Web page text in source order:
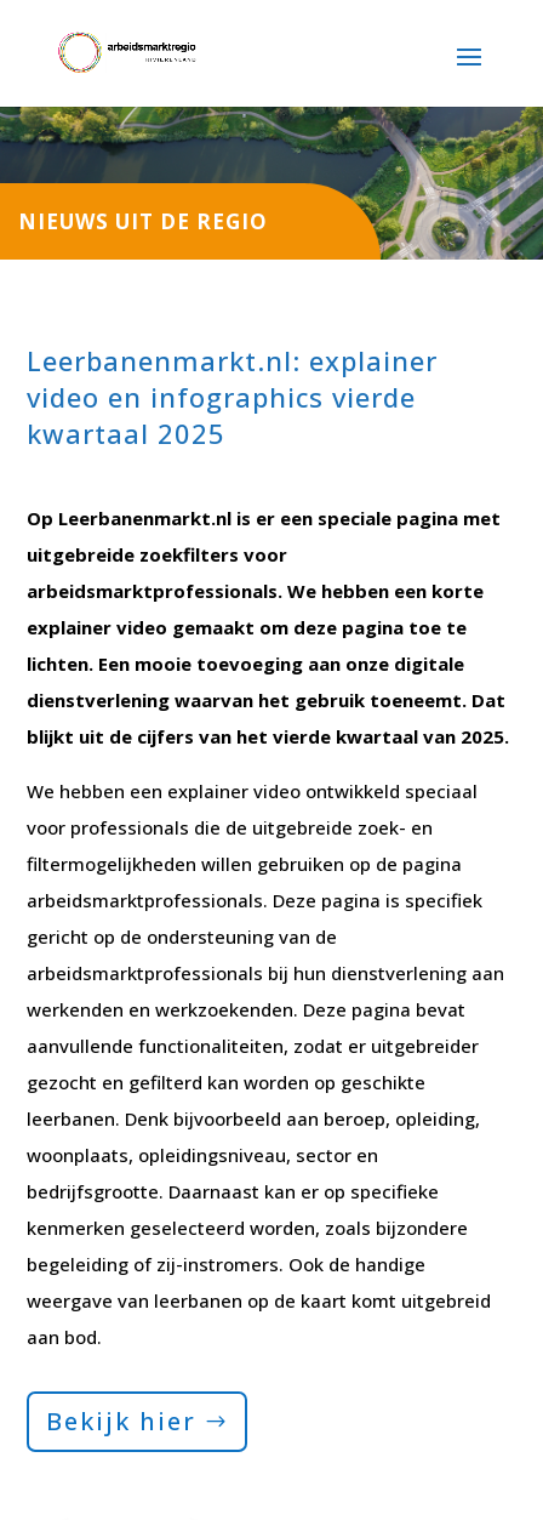
NIEUWS UIT DE REGIO
Leerbanenmarkt.nl: explainer
video en infographics vierde
kwartaal 2025
Op Leerbanenmarkt.nl is er een speciale pagina met
uitgebreide zoekfilters voor
arbeidsmarktprofessionals. We hebben een korte
explainer video gemaakt om deze pagina toe te
lichten. Een mooie toevoeging aan onze digitale
dienstverlening waarvan het gebruik toeneemt. Dat
blijkt uit de cijfers van het vierde kwartaal van 2025.
We hebben een explainer video ontwikkeld speciaal
voor professionals die de uitgebreide zoek- en
filtermogelijkheden willen gebruiken op de pagina
arbeidsmarktprofessionals. Deze pagina is specifiek
gericht op de ondersteuning van de
arbeidsmarktprofessionals bij hun dienstverlening aan
werkenden en werkzoekenden. Deze pagina bevat
aanvullende functionaliteiten, zodat er uitgebreider
gezocht en gefilterd kan worden op geschikte
leerbanen. Denk bijvoorbeeld aan beroep, opleiding,
woonplaats, opleidingsniveau, sector en
bedrijfsgrootte. Daarnaast kan er op specifieke
kenmerken geselecteerd worden, zoals bijzondere
begeleiding of zij-instromers. Ook de handige
weergave van leerbanen op de kaart komt uitgebreid
aan bod.
Bekijk hier